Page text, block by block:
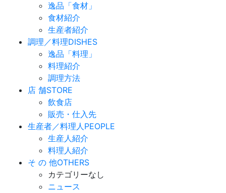
逸品「食材」
食材紹介
生産者紹介
調理／料理DISHES
逸品「料理」
料理紹介
調理方法
店 舗STORE
飲食店
販売・仕入先
生産者／料理人PEOPLE
生産人紹介
料理人紹介
そ の 他OTHERS
カテゴリーなし
ニュース